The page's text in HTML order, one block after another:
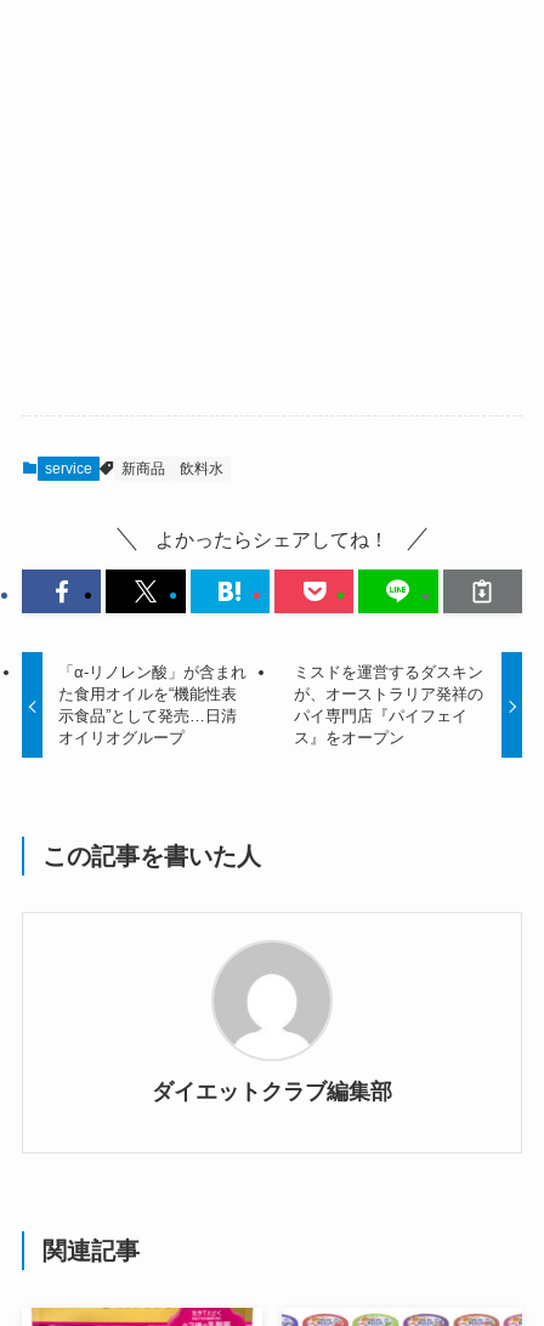
service 新商品 飲料水
よかったらシェアしてね！
「α-リノレン酸」が含まれ
た食用オイルを“機能性表
示食品”として発売…日清
オイリオグループ
ミスドを運営するダスキン
が、オーストラリア発祥の
パイ専門店『パイフェイ
ス』をオープン
この記事を書いた人
ダイエットクラブ編集部
関連記事